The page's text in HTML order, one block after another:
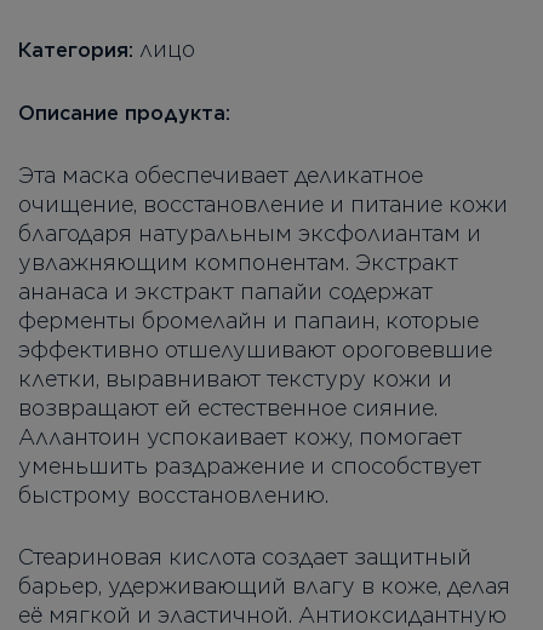
Категория: лицо
Описание продукта:
Эта маска обеспечивает деликатное
очищение, восстановление и питание кожи
благодаря натуральным эксфолиантам и
увлажняющим компонентам. Экстракт
ананаса и экстракт папайи содержат
ферменты бромелайн и папаин, которые
эффективно отшелушивают ороговевшие
клетки, выравнивают текстуру кожи и
возвращают ей естественное сияние.
Аллантоин успокаивает кожу, помогает
уменьшить раздражение и способствует
быстрому восстановлению.
Стеариновая кислота создает защитный
барьер, удерживающий влагу в коже, делая
её мягкой и эластичной. Антиоксидантную